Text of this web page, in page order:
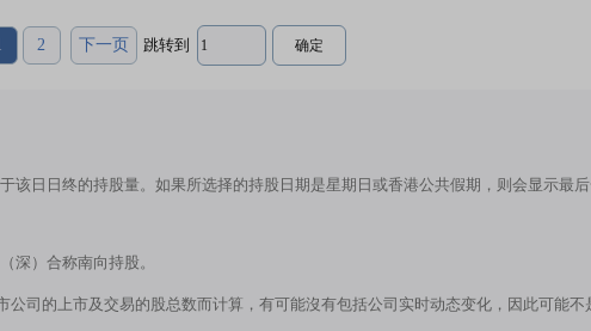
2 下一页 跳转到
该日日终的持股量。如果所选择的持股日期是星期日或香港公共假期，则会显示最
深）合称南向持股。
司的上市及交易的股总数而计算，有可能沒有包括公司实时动态变化，因此可能